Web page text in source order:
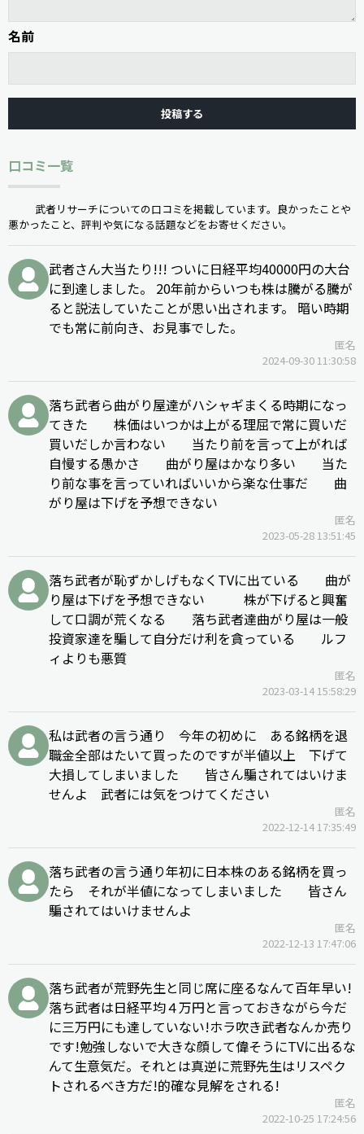
名前
口コミ一覧
武者リサーチについての口コミを掲載しています。良かったことや
悪かったこと、評判や気になる話題などをお寄せください。
武者さん大当たり!!! ついに日経平均40000円の大台
に到達しました。 20年前からいつも株は騰がる騰が
ると説法していたことが思い出されます。 暗い時期
でも常に前向き、お見事でした。
匿名
2024-09-30 11:30:58
落ち武者ら曲がり屋達がハシャギまくる時期になっ
てきた 株価はいつかは上がる理屈で常に買いだ
買いだしか言わない 当たり前を言って上がれば
自慢する愚かさ 曲がり屋はかなり多い 当た
り前な事を言っていればいいから楽な仕事だ 曲
がり屋は下げを予想できない
匿名
2023-05-28 13:51:45
落ち武者が恥ずかしげもなくTVに出ている 曲が
り屋は下げを予想できない 株が下げると興奮
して口調が荒くなる 落ち武者達曲がり屋は一般
投資家達を騙して自分だけ利を貪っている ルフ
ィよりも悪質
匿名
2023-03-14 15:58:29
私は武者の言う通り 今年の初めに ある銘柄を退
職金全部はたいて買ったのですが半値以上 下げて
大損してしまいました 皆さん騙されてはいけま
せんよ 武者には気をつけてください
匿名
2022-12-14 17:35:49
落ち武者の言う通り年初に日本株のある銘柄を買っ
たら それが半値になってしまいました 皆さん
騙されてはいけませんよ
匿名
2022-12-13 17:47:06
落ち武者が荒野先生と同じ席に座るなんて百年早い!
落ち武者は日経平均４万円と言っておきながら今だ
に三万円にも達していない!ホラ吹き武者なんか売り
です!勉強しないで大きな顔して偉そうにTVに出るな
んて生意気だ。それとは真逆に荒野先生はリスペク
トされるべき方だ!的確な見解をされる!
匿名
2022-10-25 17:24:56